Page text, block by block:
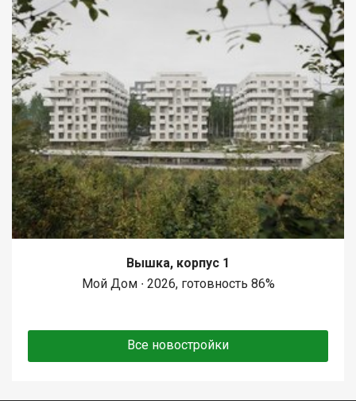
Вышка, корпус 1
Мой Дом ∙ 2026, готовность 86%
Все новостройки